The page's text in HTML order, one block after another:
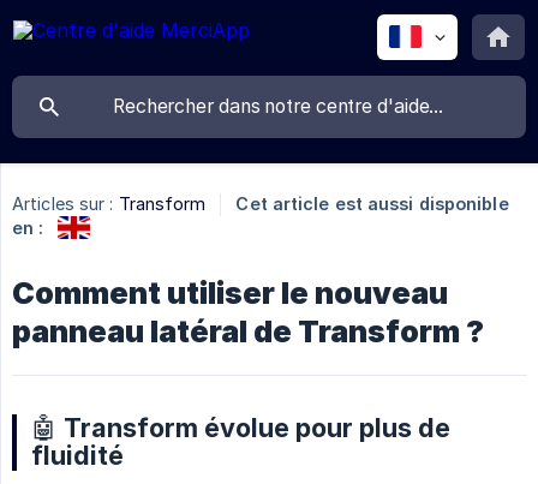
Articles sur : Transform
Cet article est aussi disponible
en :
Comment utiliser le nouveau
panneau latéral de Transform ?
🤖 Transform évolue pour plus de
fluidité